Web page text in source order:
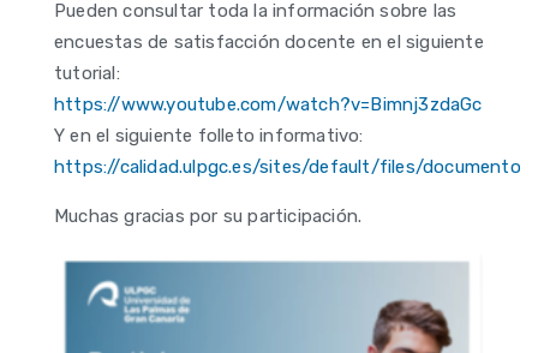
Pueden consultar toda la información sobre las
encuestas de satisfacción docente en el siguiente
tutorial:
https://www.youtube.com/watch?v=Bimnj3zdaGc
Y en el siguiente folleto informativo:
https://calidad.ulpgc.es/sites/default/files/
Muchas gracias por su participación.